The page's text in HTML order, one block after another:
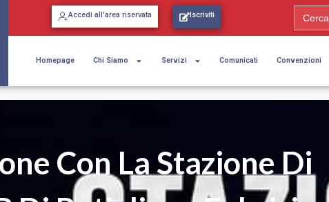
Accedi all'area riservata Iscriviti Search
for:
Homepage Chi Siamo Servizi Comunicati Convenzioni
Con La Stazione Di